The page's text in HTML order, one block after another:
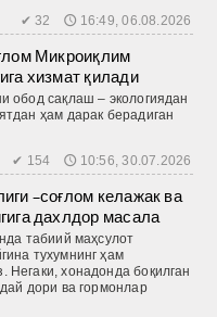
✔ 32 🕔 16:49, 06.08.2026
Микроиқлим
хизмат қилади
обод сақлаш – экологиядан
ҳам дарак берадиган
✔ 154 🕔 10:56, 30.07.2026
–соғлом келажак ва
дахлдор масала
табиий маҳсулот
тухумнинг ҳам
хонадонда боқилган
дори ва гормонлар